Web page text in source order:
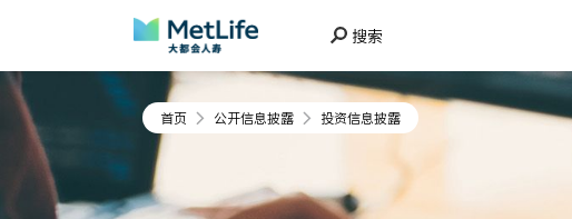
搜索
首页 公开信息披露 投资信息披露